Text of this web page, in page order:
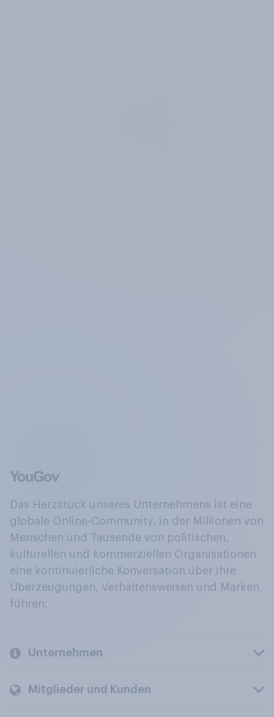
Das Herzstück unseres Unternehmens ist eine
globale Online-Community, in der Millionen von
Menschen und Tausende von politischen,
kulturellen und kommerziellen Organisationen
eine kontinuierliche Konversation über ihre
Überzeugungen, Verhaltensweisen und Marken
führen.
Unternehmen
Mitglieder und Kunden